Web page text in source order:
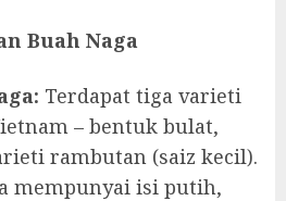
Buah Naga
Terdapat tiga varieti
– bentuk bulat,
rambutan (saiz kecil).
mempunyai isi putih,